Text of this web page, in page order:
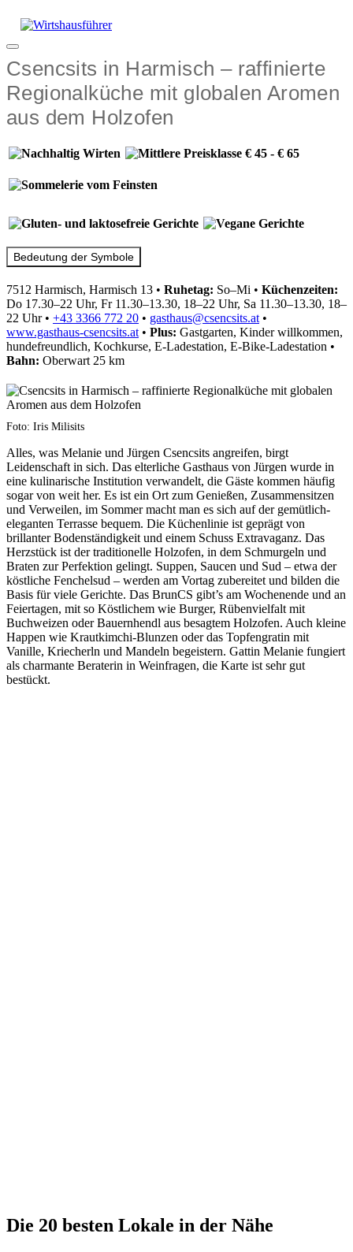
Inhalt
Menü
Csencsits in Harmisch – raffinierte
Regionalküche mit globalen Aromen
aus dem Holzofen
Bedeutung der Symbole
7512 Harmisch, Harmisch 13 • Ruhetag: So–Mi • Küchenzeiten:
Do 17.30–22 Uhr, Fr 11.30–13.30, 18–22 Uhr, Sa 11.30–13.30, 18–
22 Uhr• +43 3366 772 20 • gasthaus@csencsits.at •
www.gasthaus-csencsits.at • Plus: Gastgarten, Kinder willkommen,
hundefreundlich, Kochkurse, E-Ladestation, E-Bike-Ladestation •
Bahn: Oberwart 25 km
Foto: Iris Milisits
Alles, was Melanie und Jürgen Csencsits angreifen, birgt
Leidenschaft in sich. Das elterliche Gasthaus von Jürgen wurde in
eine kulinarische Institution verwandelt, die Gäste kommen häufig
sogar von weit her. Es ist ein Ort zum Genießen, Zusammensitzen
und Verweilen, im Sommer macht man es sich auf der gemütlich-
eleganten Terrasse bequem. Die Küchenlinie ist geprägt von
brillanter Bodenständigkeit und einem Schuss Extravaganz. Das
Herzstück ist der traditionelle Holzofen, in dem Schmurgeln und
Braten zur Perfektion gelingt. Suppen, Saucen und Sud – etwa der
köstliche Fenchelsud – werden am Vortag zubereitet und bilden die
Basis für viele Gerichte. Das BrunCS gibt’s am Wochenende und an
Feiertagen, mit so Köstlichem wie Burger, Rübenvielfalt mit
Buchweizen oder Bauernhendl aus besagtem Holzofen. Auch kleine
Happen wie Krautkimchi-Blunzen oder das Topfengratin mit
Vanille, Kriecherln und Mandeln begeistern. Gattin Melanie fungiert
als charmante Beraterin in Weinfragen, die Karte ist sehr gut
bestückt.
Die 20 besten Lokale in der Nähe